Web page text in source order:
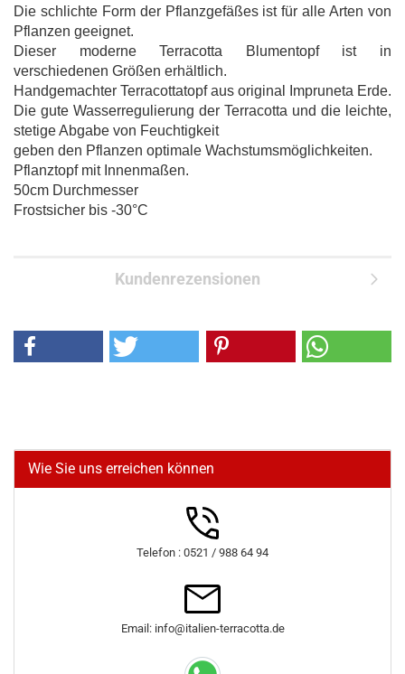
Die schlichte Form der Pflanzgefäßes ist für alle Arten von
Pflanzen geeignet.
Dieser moderne Terracotta Blumentopf ist in
verschiedenen Größen erhältlich.
Handgemachter Terracottatopf aus original Impruneta Erde.
Die gute Wasserregulierung der Terracotta und die leichte,
stetige Abgabe von Feuchtigkeit
geben den Pflanzen optimale Wachstumsmöglichkeiten.
Pflanztopf mit Innenmaßen.
50cm Durchmesser
Frostsicher bis -30°C
Kundenrezensionen
Wie Sie uns erreichen können
Telefon : 0521 / 988 64 94
Email: info@italien-terracotta.de